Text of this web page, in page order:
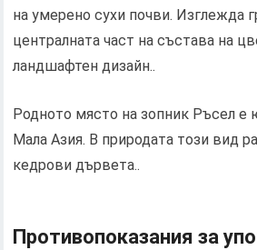
на умерено сухи почви. Изглежда
централната част на състава на
ландшафтен дизайн..
Родното място на зопник Ръсел
Мала Азия. В природата този вид
кедрови дървета..
Противопоказания за